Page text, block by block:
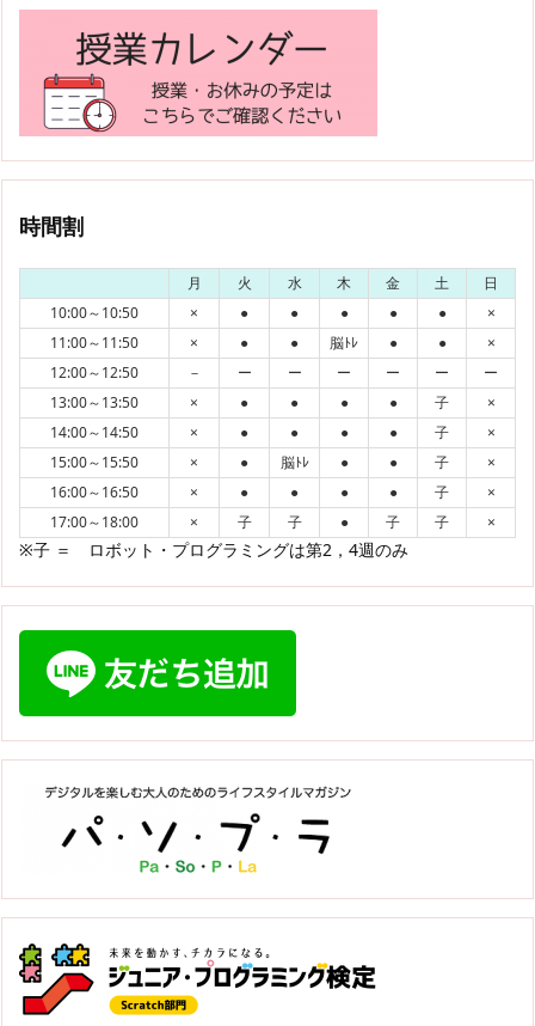
時間割
月 火 水 木 金 土
日
10:00～10:50
× ● ● ● ● ●
×
11:00～11:50
× ● ● 脳ﾄﾚ ● ●
×
12:00～12:50
－ ー ー ー ー ー
ー
13:00～13:50
× ● ● ● ● 子
×
14:00～14:50
× ● ● ● ● 子
×
15:00～15:50
× ● 脳ﾄﾚ ● ● 子
×
16:00～16:50
× ● ● ● ● 子
×
17:00～18:00
× 子 子 ● 子 子 ×
※子 ＝ ロボット・プログラミングは第2，4週のみ